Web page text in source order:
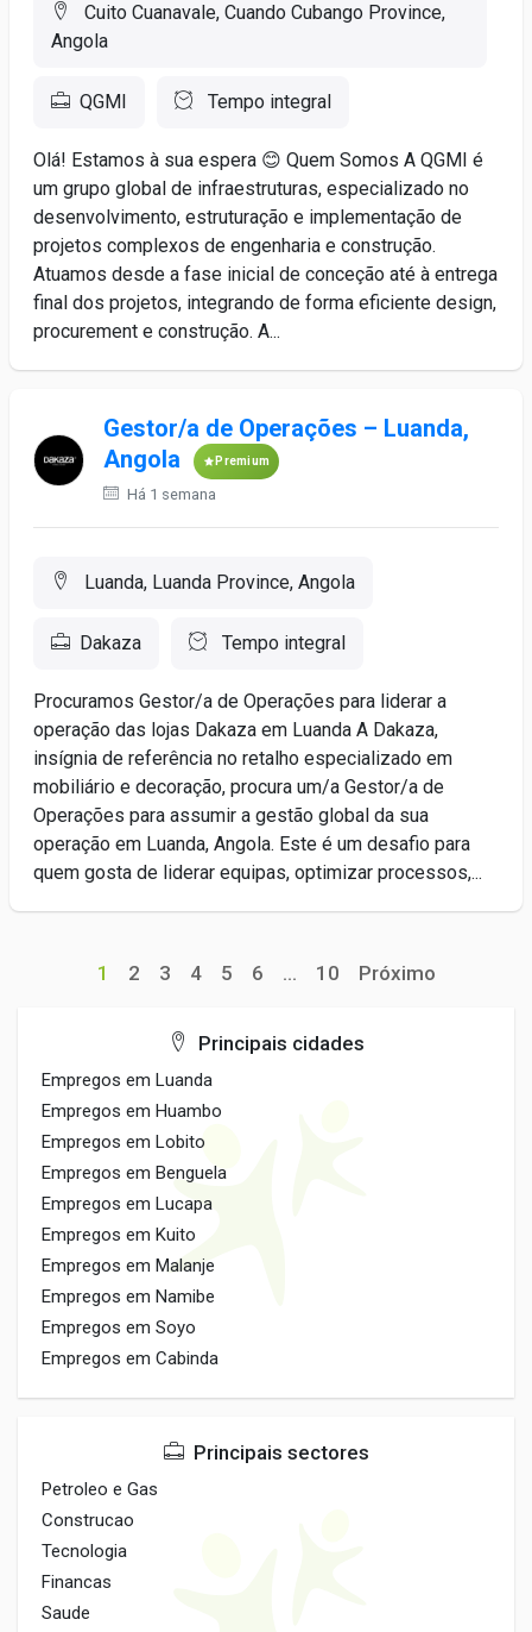
Cuito Cuanavale, Cuando Cubango Province,
Angola
QGMI Tempo integral
Olá! Estamos à sua espera 😊 Quem Somos A QGMI é
um grupo global de infraestruturas, especializado no
desenvolvimento, estruturação e implementação de
projetos complexos de engenharia e construção.
Atuamos desde a fase inicial de conceção até à entrega
final dos projetos, integrando de forma eficiente design,
procurement e construção. A...
Gestor/a de Operações – Luanda,
Angola
Premium
Há 1 semana
Luanda, Luanda Province, Angola
Dakaza Tempo integral
Procuramos Gestor/a de Operações para liderar a
operação das lojas Dakaza em Luanda A Dakaza,
insígnia de referência no retalho especializado em
mobiliário e decoração, procura um/a Gestor/a de
Operações para assumir a gestão global da sua
operação em Luanda, Angola. Este é um desafio para
quem gosta de liderar equipas, optimizar processos,...
1 2 3 4 5 6 ... 10 Próximo
Principais cidades
Empregos em Luanda
Empregos em Huambo
Empregos em Lobito
Empregos em Benguela
Empregos em Lucapa
Empregos em Kuito
Empregos em Malanje
Empregos em Namibe
Empregos em Soyo
Empregos em Cabinda
Principais sectores
Petroleo e Gas
Construcao
Tecnologia
Financas
Saude